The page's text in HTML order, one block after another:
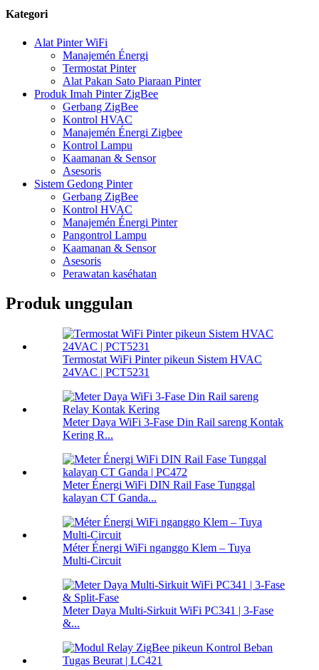
Kategori
Alat Pinter WiFi
Manajemén Énergi
Termostat Pinter
Alat Pakan Sato Piaraan Pinter
Produk Imah Pinter ZigBee
Gerbang ZigBee
Kontrol HVAC
Manajemén Énergi Zigbee
Kontrol Lampu
Kaamanan & Sensor
Asesoris
Sistem Gedong Pinter
Gerbang ZigBee
Kontrol HVAC
Manajemén Énergi Pinter
Pangontrol Lampu
Kaamanan & Sensor
Asesoris
Perawatan kaséhatan
Produk unggulan
Termostat WiFi Pinter pikeun Sistem HVAC
24VAC | PCT5231
Meter Daya WiFi 3-Fase Din Rail sareng Kontak
Kering R...
Meter Énergi WiFi DIN Rail Fase Tunggal
kalayan CT Ganda...
Méter Énergi WiFi nganggo Klem – Tuya
Multi‑Circuit
Meter Daya Multi-Sirkuit WiFi PC341 | 3-Fase
&...